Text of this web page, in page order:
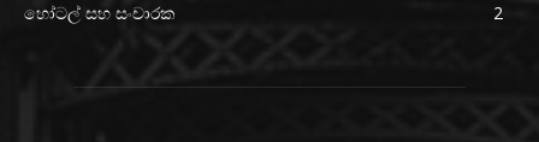
හෝටල් සහ සංචාරක
2